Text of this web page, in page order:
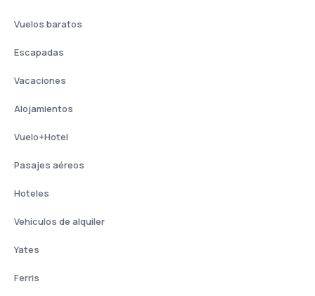
Vuelos baratos
Escapadas
Vacaciones
Alojamientos
Vuelo+Hotel
Pasajes aéreos
Hoteles
Vehículos de alquiler
Yates
Ferris